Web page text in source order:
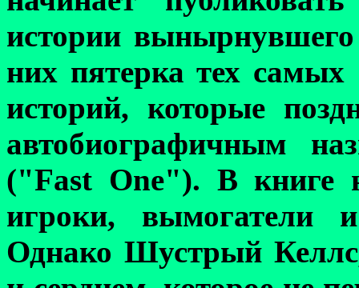
истории
них пятерка тех
историй, которые
автобиографичным
("Fast One"). В книге
игроки, вымогатели
Однако Шустрый